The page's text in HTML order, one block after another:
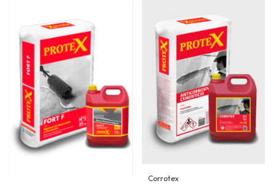
Corrotex